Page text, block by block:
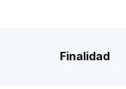
Finalidad